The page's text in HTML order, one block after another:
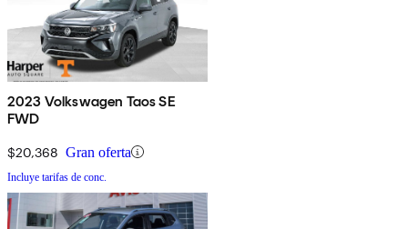
2023 Volkswagen Taos SE
FWD
$20,368 Gran oferta
Incluye tarifas de conc.